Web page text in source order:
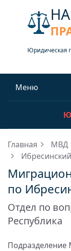
Юридическая
Меню
Главная МВД
Ибресинский
по
Отдел по
Республика